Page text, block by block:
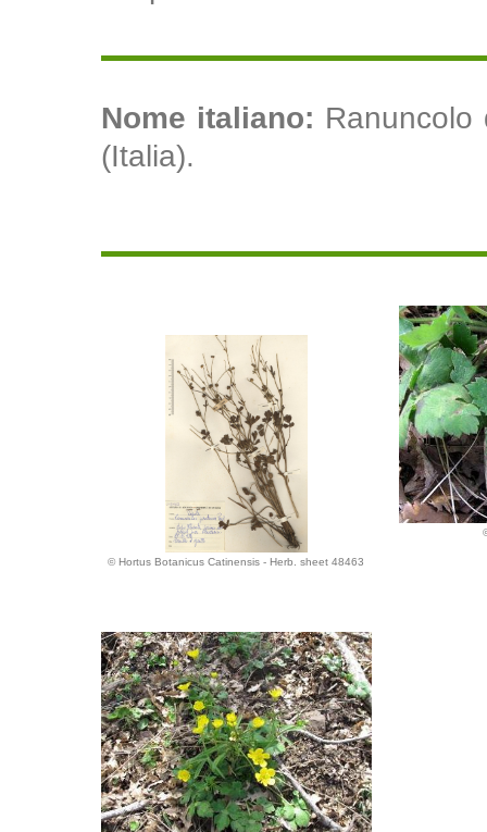
Nome italiano: Ranuncolo
(Italia).
© Hortus Botanicus Catinensis - Herb. sheet 48463